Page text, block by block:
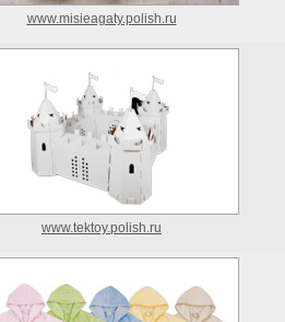
www.misieagaty.polish.ru
www.tektoy.polish.ru